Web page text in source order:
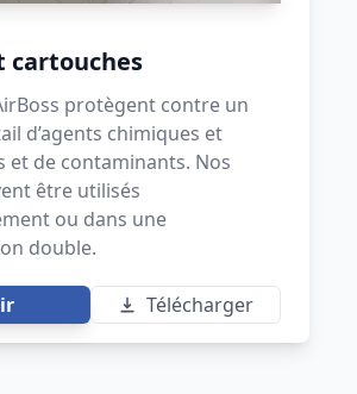
cartouches
protègent contre un
d’agents chimiques et
et de contaminants. Nos
être utilisés
ou dans une
double.
Télécharger